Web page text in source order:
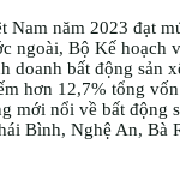
Nam năm 2023 đạt
ngoài, Bộ Kế hoạch
doanh bất động sản
hơn 12,7% tổng
mới nổi về bất động
Bình, Nghệ An, Bà